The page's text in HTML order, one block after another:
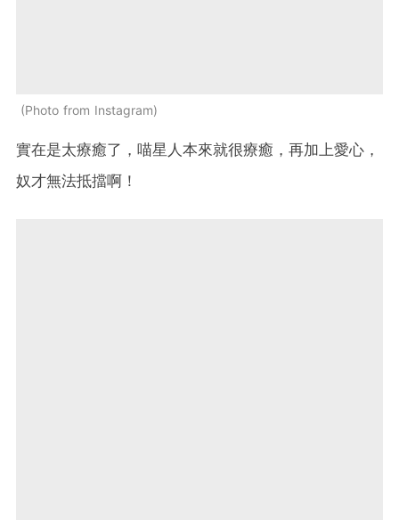
Photo from Instagram
實在是太療癒了，喵星人本來就很療癒，再加上愛心，
奴才無法抵擋啊！